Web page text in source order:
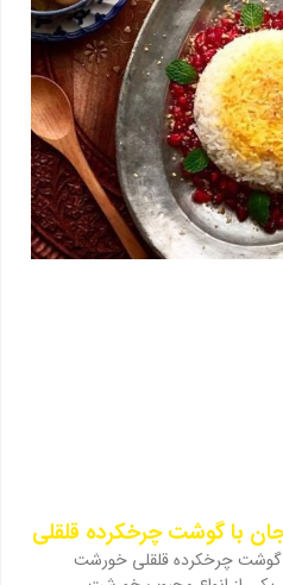
با گوشت چرخکرده قلقلی
چرخکرده قلقلی خورشت